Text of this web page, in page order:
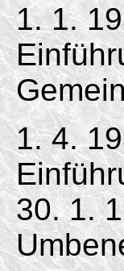
1. 1.
1. 4.
30. 1.